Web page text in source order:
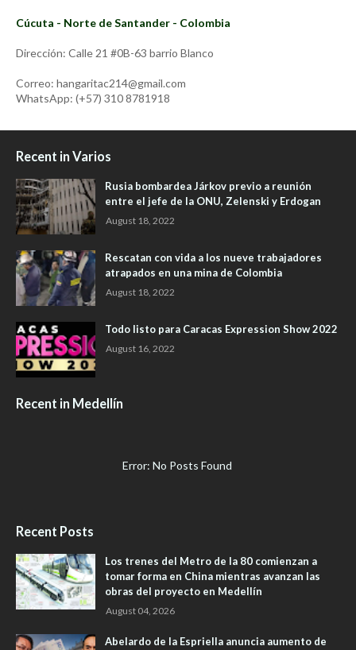
Cúcuta - Norte de Santander - Colombia
Dirección: Calle 21 #0B-63 barrio Blanco
Correo: hangaritac214@gmail.com
WhatsApp: (+57) 310 8781918
Recent in Varios
Rusia bombardea Járkov previo a reunión
entre el jefe de la ONU, Zelenski y Erdogan
August 18, 2022
Rescatan con vida a los nueve trabajadores
atrapados en una mina de Colombia
August 18, 2022
Todo listo para Caracas Expression Show 2022
August 16, 2022
Recent in Medellín
Error: No Posts Found
Recent Posts
Los trenes del Metro de la 80 comienzan a
tomar forma en China mientras avanzan las
obras del proyecto en Medellín
August 04, 2026
Abelardo de la Espriella anuncia aumento de